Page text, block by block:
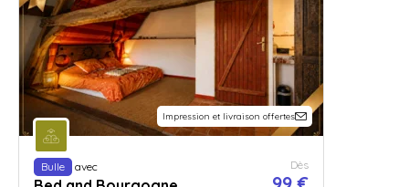
Impression et livraison offertes
Bulle avec Dès